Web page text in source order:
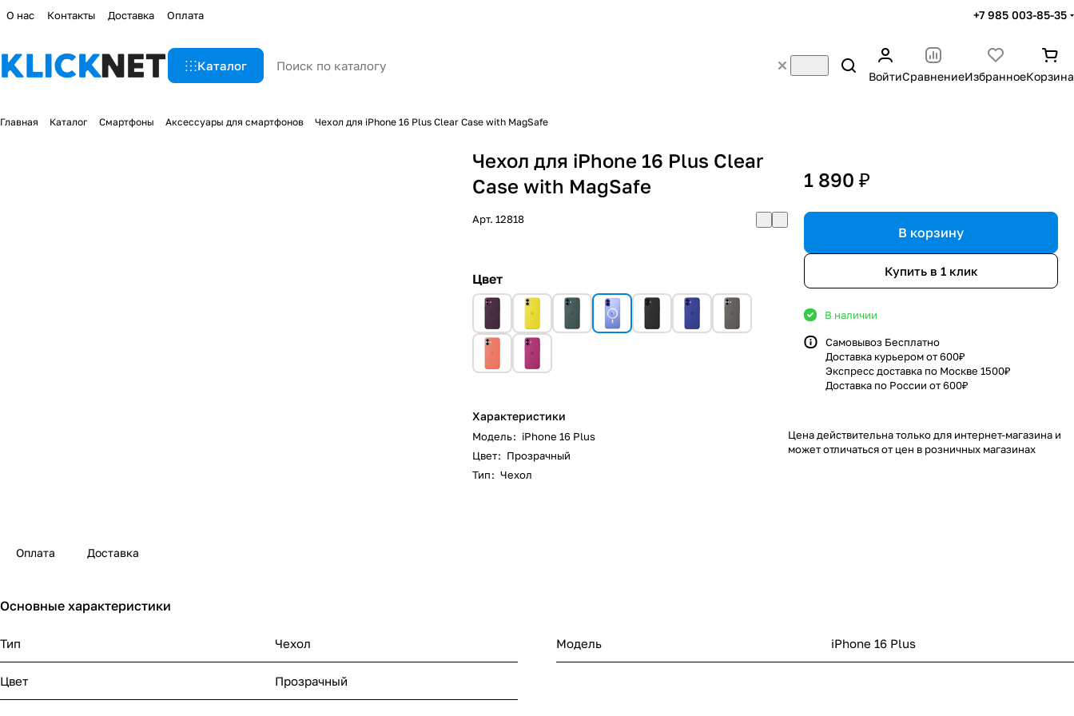
О нас Контакты Доставка Оплата +7 985 003-85-35
Каталог
ВойтиСравнениеИзбранноеКорзина
Главная Каталог Смартфоны Аксессуары для смартфонов Чехол для iPhone 16 Plus Clear Case with MagSafe
Чехол для iPhone 16 Plus Clear
Case with MagSafe
Арт.12818
Цвет
Характеристики
Модель: iPhone 16 Plus
Цвет: Прозрачный
Тип: Чехол
1 890 ₽
В корзину
Купить в 1 клик
В наличии
Самовывоз Бесплатно
Доставка курьером от 600₽
Экспресс доставка по Москве 1500₽
Доставка по России от 600₽
Цена действительна только для интернет-магазина и
может отличаться от цен в розничных магазинах
Оплата Доставка
Основные характеристики
Тип Чехол Модель iPhone 16 Plus
Цвет Прозрачный